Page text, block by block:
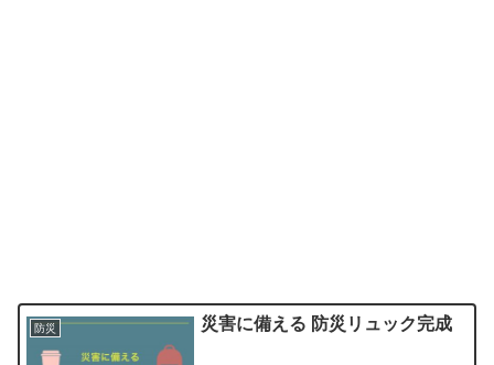
防災 災害に備える 防災リュック完成